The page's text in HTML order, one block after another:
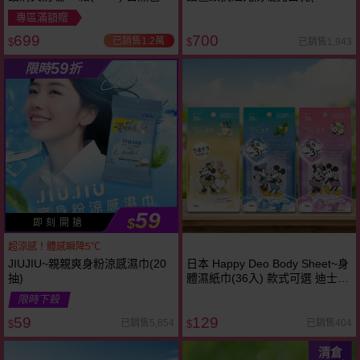
健康色／粉嫩色
專區滿額贈
$699 已銷售1.2萬 $700 已銷售1,943
限時59折
即 刻 開 搶 $59
超涼感！體感瞬降5℃
JIUJIU~親親爽身粉涼感濕巾(20
抽)
限時下殺
$59 已銷售5,854
日本 Happy Deo Body Sheet~身
體濕紙巾(36入) 款式可選 迪士尼
$129 已銷售404
清倉